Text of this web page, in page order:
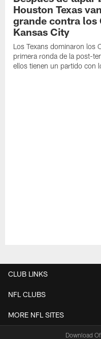
Houston Texas
grande contra los
Kansas City
Los Texans dominaron los
primera ronda de la post-
ellos tienen un partido con
CLUB LINKS
NFL CLUBS
MORE NFL SITES
Download